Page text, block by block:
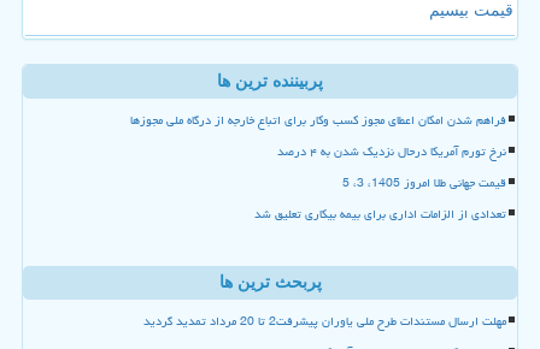
قیمت بیسیم
پربیننده ترین ها
فراهم شدن امکان اعطای مجوز کسب وکار برای اتباع خارجه از درگاه ملی مجوزها
نرخ تورم آمریکا درحال نزدیک شدن به ۴ درصد
قیمت جهانی طلا امروز 1405، 3، 5
تعدادی از الزامات اداری برای بیمه بیکاری تعلیق شد
پربحث ترین ها
مهلت ارسال مستندات طرح ملی یاوران پیشرفت2 تا 20 مرداد تمدید گردید